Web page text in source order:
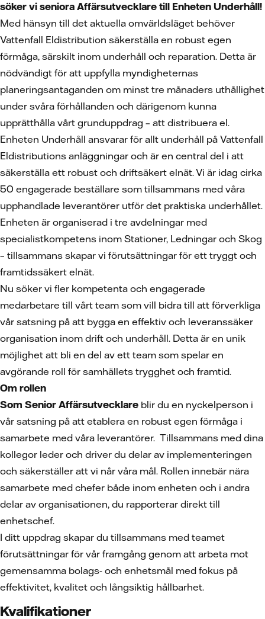
söker vi seniora Affärsutvecklare till Enheten Underhåll!
Med hänsyn till det aktuella omvärldsläget behöver
Vattenfall Eldistribution säkerställa en robust egen
förmåga, särskilt inom underhåll och reparation. Detta är
nödvändigt för att uppfylla myndigheternas
planeringsantaganden om minst tre månaders uthållighet
under svåra förhållanden och därigenom kunna
upprätthålla vårt grunduppdrag – att distribuera el.
Enheten Underhåll ansvarar för allt underhåll på Vattenfall
Eldistributions anläggningar och är en central del i att
säkerställa ett robust och driftsäkert elnät. Vi är idag cirka
50 engagerade beställare som tillsammans med våra
upphandlade leverantörer utför det praktiska underhållet.
Enheten är organiserad i tre avdelningar med
specialistkompetens inom Stationer, Ledningar och Skog
– tillsammans skapar vi förutsättningar för ett tryggt och
framtidssäkert elnät.
Nu söker vi fler kompetenta och engagerade
medarbetare till vårt team som vill bidra till att förverkliga
vår satsning på att bygga en effektiv och leveranssäker
organisation inom drift och underhåll. Detta är en unik
möjlighet att bli en del av ett team som spelar en
avgörande roll för samhällets trygghet och framtid.
Om rollen
Som Senior Affärsutvecklare blir du en nyckelperson i
vår satsning på att etablera en robust egen förmåga i
samarbete med våra leverantörer. Tillsammans med dina
kollegor leder och driver du delar av implementeringen
och säkerställer att vi når våra mål. Rollen innebär nära
samarbete med chefer både inom enheten och i andra
delar av organisationen, du rapporterar direkt till
enhetschef.
I ditt uppdrag skapar du tillsammans med teamet
förutsättningar för vår framgång genom att arbeta mot
gemensamma bolags- och enhetsmål med fokus på
effektivitet, kvalitet och långsiktig hållbarhet.
Kvalifikationer